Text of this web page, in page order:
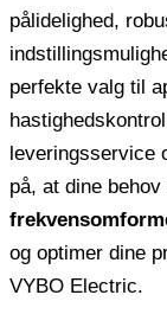
pålidelighed,
perfekte valg til
leveringsservice
på, at dine
og optimer dine
VYBO Electric.